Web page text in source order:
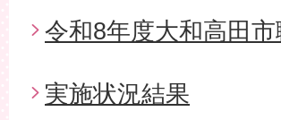
令和8年度大和高田
実施状況結果